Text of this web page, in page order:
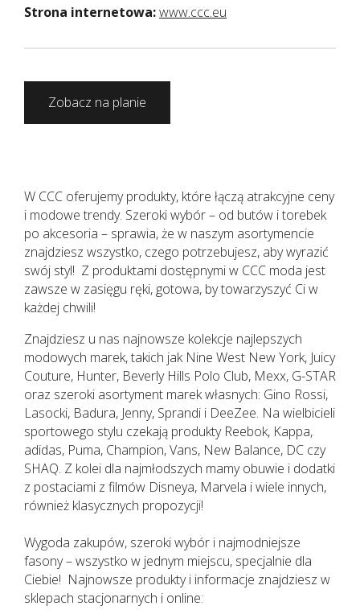
Strona internetowa:www.ccc.eu
Zobacz na planie
W CCC oferujemy produkty, które łączą atrakcyjne ceny
i modowe trendy. Szeroki wybór – od butów i torebek
po akcesoria – sprawia, że w naszym asortymencie
znajdziesz wszystko, czego potrzebujesz, aby wyrazić
swój styl! Z produktami dostępnymi w CCC moda jest
zawsze w zasięgu ręki, gotowa, by towarzyszyć Ci w
każdej chwili!
Znajdziesz u nas najnowsze kolekcje najlepszych
modowych marek, takich jak Nine West New York, Juicy
Couture, Hunter, Beverly Hills Polo Club, Mexx, G-STAR
oraz szeroki asortyment marek własnych: Gino Rossi,
Lasocki, Badura, Jenny, Sprandi i DeeZee. Na wielbicieli
sportowego stylu czekają produkty Reebok, Kappa,
adidas, Puma, Champion, Vans, New Balance, DC czy
SHAQ. Z kolei dla najmłodszych mamy obuwie i dodatki
z postaciami z filmów Disneya, Marvela i wiele innych,
również klasycznych propozycji!
Wygoda zakupów, szeroki wybór i najmodniejsze
fasony – wszystko w jednym miejscu, specjalnie dla
Ciebie! Najnowsze produkty i informacje znajdziesz w
sklepach stacjonarnych i online: